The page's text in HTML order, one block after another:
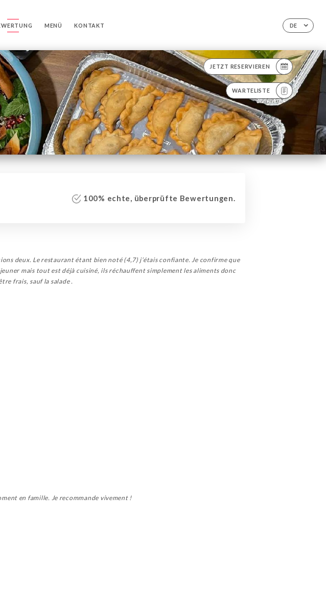
DE
MENÜ KONTAKT
JETZT RESERVIEREN
WARTELISTE
100% echte, überprüfte Bewertungen.
deux. Le restaurant étant bien noté (4,7) j’étais confiante. Je confirme que
mais tout est déjà cuisiné, ils réchauffent simplement les aliments donc
frais, sauf la salade .
en famille. Je recommande vivement !